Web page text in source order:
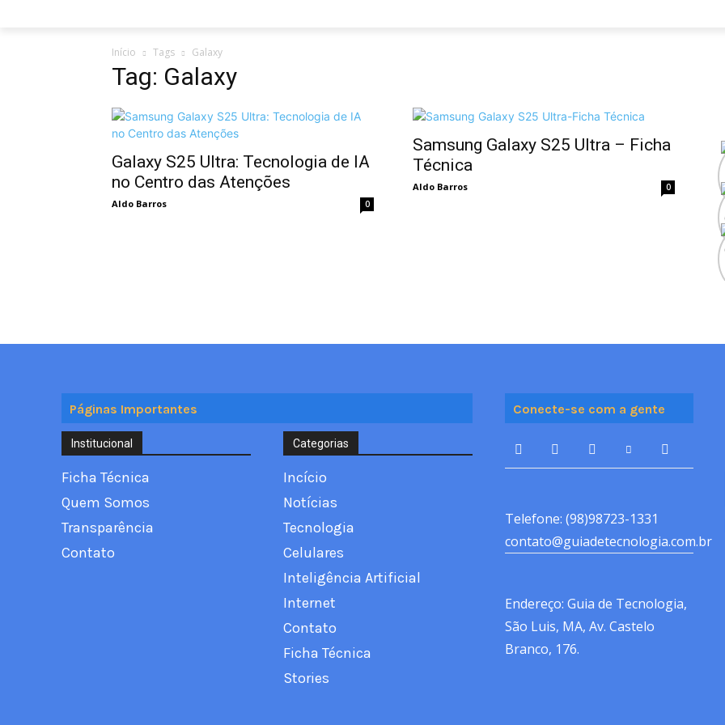
Início Tags Galaxy
Tag: Galaxy
Galaxy S25 Ultra: Tecnologia de IA
no Centro das Atenções
Aldo Barros 0
Samsung Galaxy S25 Ultra – Ficha
Técnica
Aldo Barros 0
Páginas Importantes
Institucional
Ficha Técnica
Quem Somos
Transparência
Contato
Categorias
Incício
Notícias
Tecnologia
Celulares
Inteligência Artificial
Internet
Contato
Ficha Técnica
Stories
Conecte-se com a gente
Telefone: (98)98723-1331
contato@guiadetecnologia.com.br
Endereço: Guia de Tecnologia,
São Luis, MA, Av. Castelo
Branco, 176.